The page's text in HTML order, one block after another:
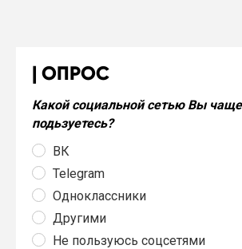
ОПРОС
Какой социальной сетью Вы чаще
подьзуетесь?
ВК
Telegram
Одноклассники
Другими
Не пользуюсь соцсетями